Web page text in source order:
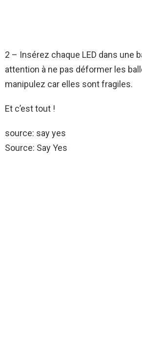
2 – Insérez chaque LED dans une
attention à ne pas déformer les
manipulez car elles sont fragiles.
Et c’est tout !
source: say yes
Source: Say Yes